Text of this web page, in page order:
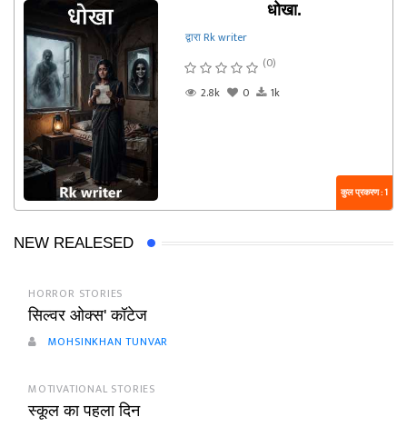
धोखा.
द्वारा Rk writer
(0)
2.8k
0 1k
कुल प्रकरण : 1
NEW REALESED
HORROR STORIES
सिल्वर ओक्स' कॉटेज
MOHSINKHAN TUNVAR
MOTIVATIONAL STORIES
स्कूल का पहला दिन